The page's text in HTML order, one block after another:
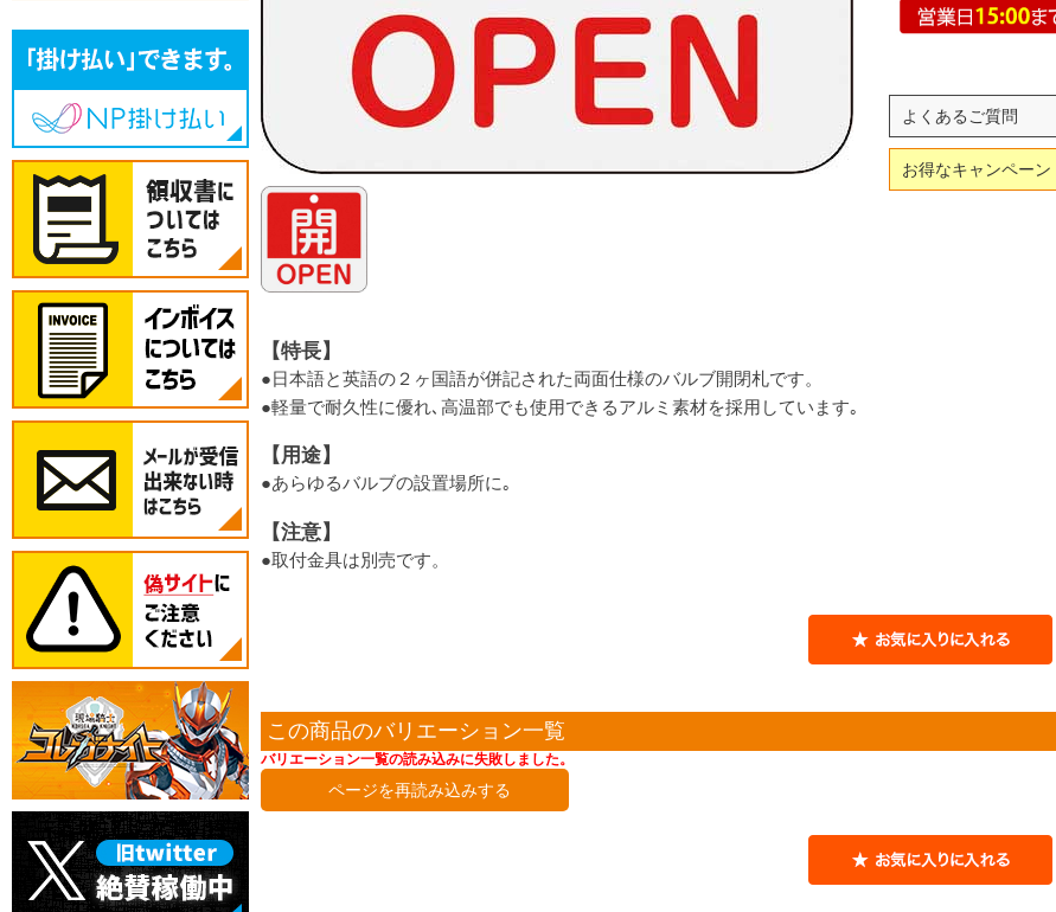
よくあるご質問
お得なキャンペーン
【特長】
●日本語と英語の２ヶ国語が併記された両面仕様のバルブ開閉札です。
●軽量で耐久性に優れ､高温部でも使用できるアルミ素材を採用しています｡
【用途】
●あらゆるバルブの設置場所に｡
【注意】
●取付金具は別売です。
この商品のバリエーション一覧
バリエーション一覧の読み込みに失敗しました。
ページを再読み込みする